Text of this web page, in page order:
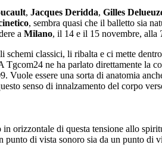
, Jacques Deridda, Gilles
, sembra quasi che il balletto sia
a Milano, il 14 e il 15 novembre, alla
classici, li ribalta e ci mette
ne ha parlato direttamente la
Vuole essere una sorta di anatomia
senso di innalzamento del corpo
orizzontale di questa tensione allo
di vista sonoro sia da un punto